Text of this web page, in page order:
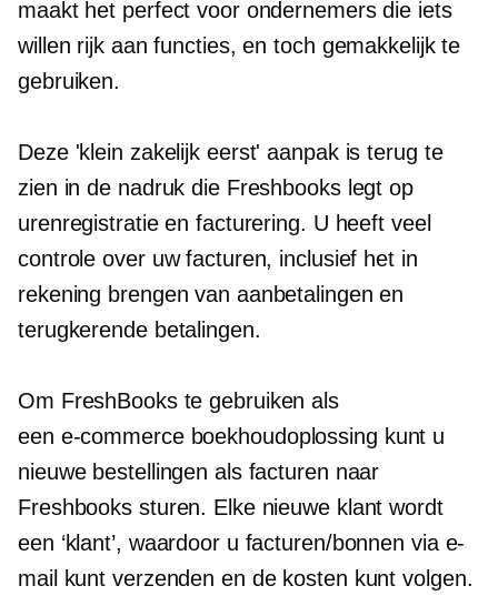
maakt het perfect voor ondernemers die iets
willen rijk aan functies, en toch gemakkelijk te
gebruiken.
Deze 'klein zakelijk eerst' aanpak is terug te
zien in de nadruk die Freshbooks legt op
urenregistratie en facturering. U heeft veel
controle over uw facturen, inclusief het in
rekening brengen van aanbetalingen en
terugkerende betalingen.
Om FreshBooks te gebruiken als
een e-commerceboekhoudoplossing kunt u
nieuwe bestellingen als facturen naar
Freshbooks sturen. Elke nieuwe klant wordt
een ‘klant’, waardoor u facturen/bonnen via e-
mail kunt verzenden en de kosten kunt volgen.